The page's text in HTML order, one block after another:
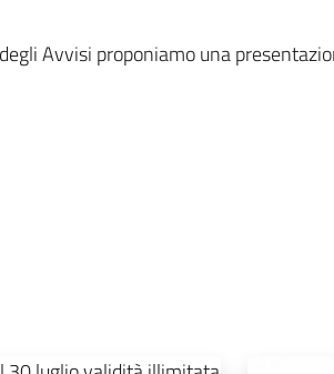
Avvisi proponiamo una